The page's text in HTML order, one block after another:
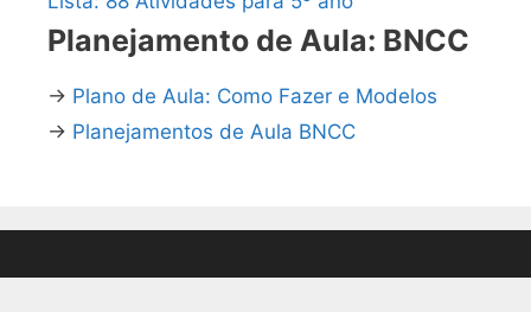
Planejamento de Aula: BNCC
→ Plano de Aula: Como Fazer e Modelos
→ Planejamentos de Aula BNCC